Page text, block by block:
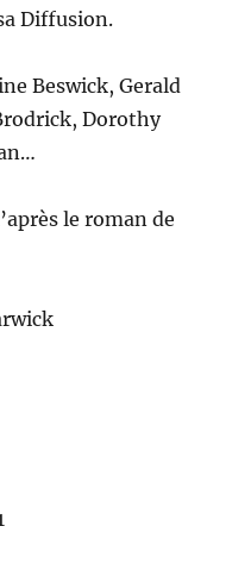
Diffusion.
Beswick, Gerald
Dorothy
le roman de